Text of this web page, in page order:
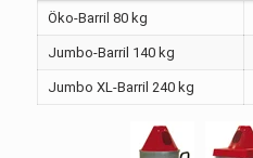
Öko-Barril 80 kg
Jumbo-Barril 140 kg
Jumbo XL-Barril 240 kg